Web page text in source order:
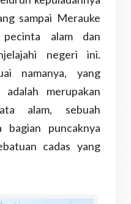
sampai Merauke
alam dan
negeri ini.
namanya, yang
adalah merupakan
alam, sebuah
puncaknya
cadas yang